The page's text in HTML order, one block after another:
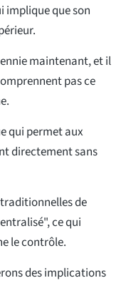
implique que son
maintenant, et il
pas ce
qui permet aux
directement sans
de
ce qui
le contrôle.
des implications